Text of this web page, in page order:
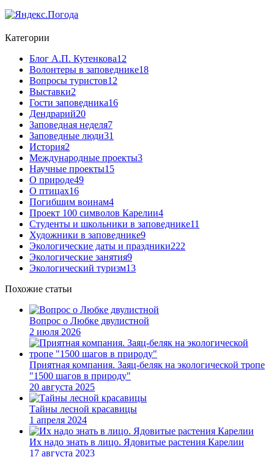
Категории
Блог А.П. Кутенкова12
Волонтеры в заповеднике18
Вопросы туристов12
Выставки2
Гости заповедника16
Дендрарий20
Заповедная неделя7
Заповедные люди31
История2
Международные проекты3
Научные проекты15
О природе49
О птицах16
Погибшим воинам4
Проект 100 символов Карелии4
Студенты и школьники в заповеднике11
Художники в заповеднике9
Экологические даты и праздники222
Экологические занятия9
Экологический туризм13
Похожие статьи
Вопрос о Любке двулистной
2 июля 2026
Приятная компания. Заяц-беляк на экологической тропе
"1500 шагов в природу"
20 августа 2025
Тайны лесной красавицы
1 апреля 2024
Их надо знать в лицо. Ядовитые растения Карелии
17 августа 2023